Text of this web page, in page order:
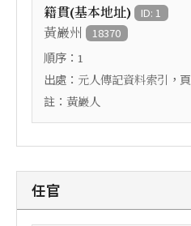
籍貫(基本地址) ID: 1
黃巖州 18370
順序： 1
出處： 元人傳記資料索引 ，頁
註： 黃巖人
任官